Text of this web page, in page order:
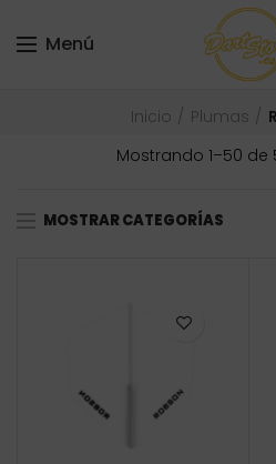
Menú
Inicio Plumas
Mostrando 1–50 de
MOSTRAR CATEGORÍAS